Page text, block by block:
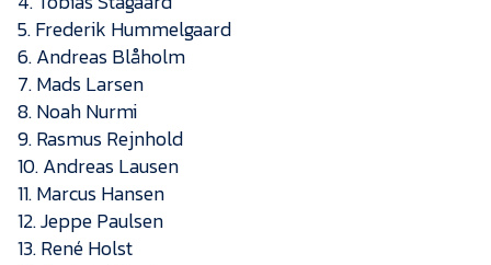
5. Frederik Hummelgaard
6. Andreas Blåholm
7. Mads Larsen
8. Noah Nurmi
9. Rasmus Rejnhold
10. Andreas Lausen
11. Marcus Hansen
12. Jeppe Paulsen
13. René Holst